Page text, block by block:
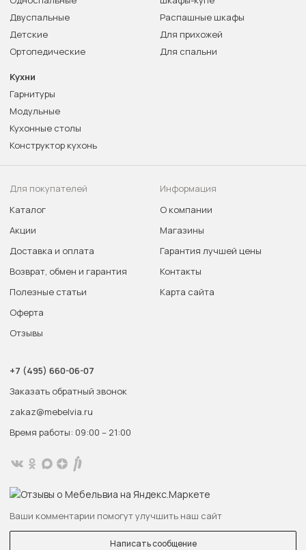
Двуспальные
Детские
Ортопедические
Распашные шкафы
Для прихожей
Для спальни
Кухни
Гарнитуры
Модульные
Кухонные столы
Конструктор кухонь
Для покупателей
Каталог
Акции
Доставка и оплата
Возврат, обмен и гарантия
Полезные статьи
Оферта
Отзывы
Информация
О компании
Магазины
Гарантия лучшей цены
Контакты
Карта сайта
+7 (495) 660-06-07
Заказать обратный звонок
zakaz@mebelvia.ru
Время работы: 09:00 – 21:00
Ваши комментарии помогут улучшить наш сайт
Написать сообщение